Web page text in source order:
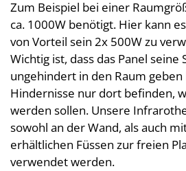
Zum Beispiel bei einer
ca. 1000W benötigt. Hier kann
von Vorteil sein 2x 500W zu
Wichtig ist, dass das Panel seine
ungehindert in den Raum geben
Hindernisse nur dort befinden,
werden sollen. Unsere
sowohl an der Wand, als auch
erhältlichen Füssen zur freien
verwendet werden.